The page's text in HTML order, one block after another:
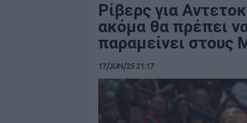
Ρίβερς για
ακόμα θα πρέπει
παραμείνει στους
17/JUN/25 21:17